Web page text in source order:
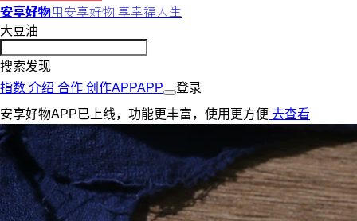
安享好物用安享好物 享幸福人生
大豆油
搜索发现
指数 介绍 合作 创作APPAPP
登录
安享好物APP已上线，功能更丰富，使用更方便 去查看